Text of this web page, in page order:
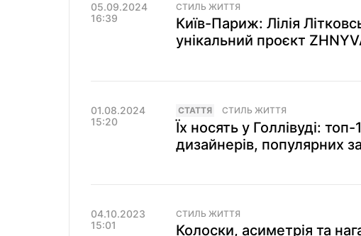
05.09.2024
16:39
СТИЛЬ ЖИТТЯ
Київ-Париж: Лілія
унікальний проєкт
01.08.2024
15:20
СТАТТЯ СТИЛЬ ЖИТТЯ
Їх носять у Голлівуді:
дизайнерів, популярних
04.10.2023
15:01
СТИЛЬ ЖИТТЯ
Колоски, асиметрія та